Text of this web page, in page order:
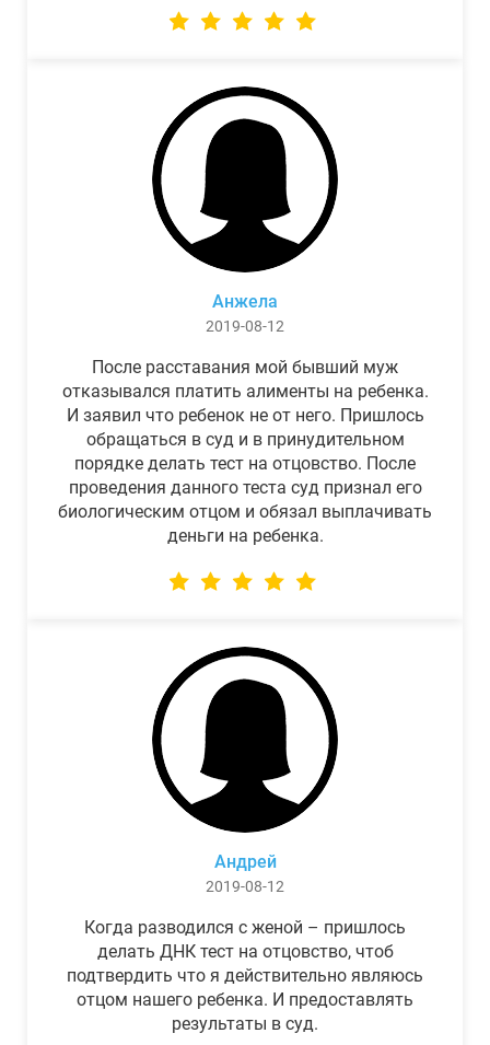
Анжела
2019-08-12
После расставания мой бывший муж
отказывался платить алименты на ребенка.
И заявил что ребенок не от него. Пришлось
обращаться в суд и в принудительном
порядке делать тест на отцовство. После
проведения данного теста суд признал его
биологическим отцом и обязал выплачивать
деньги на ребенка.
Андрей
2019-08-12
Когда разводился с женой – пришлось
делать ДНК тест на отцовство, чтоб
подтвердить что я действительно являюсь
отцом нашего ребенка. И предоставлять
результаты в суд.